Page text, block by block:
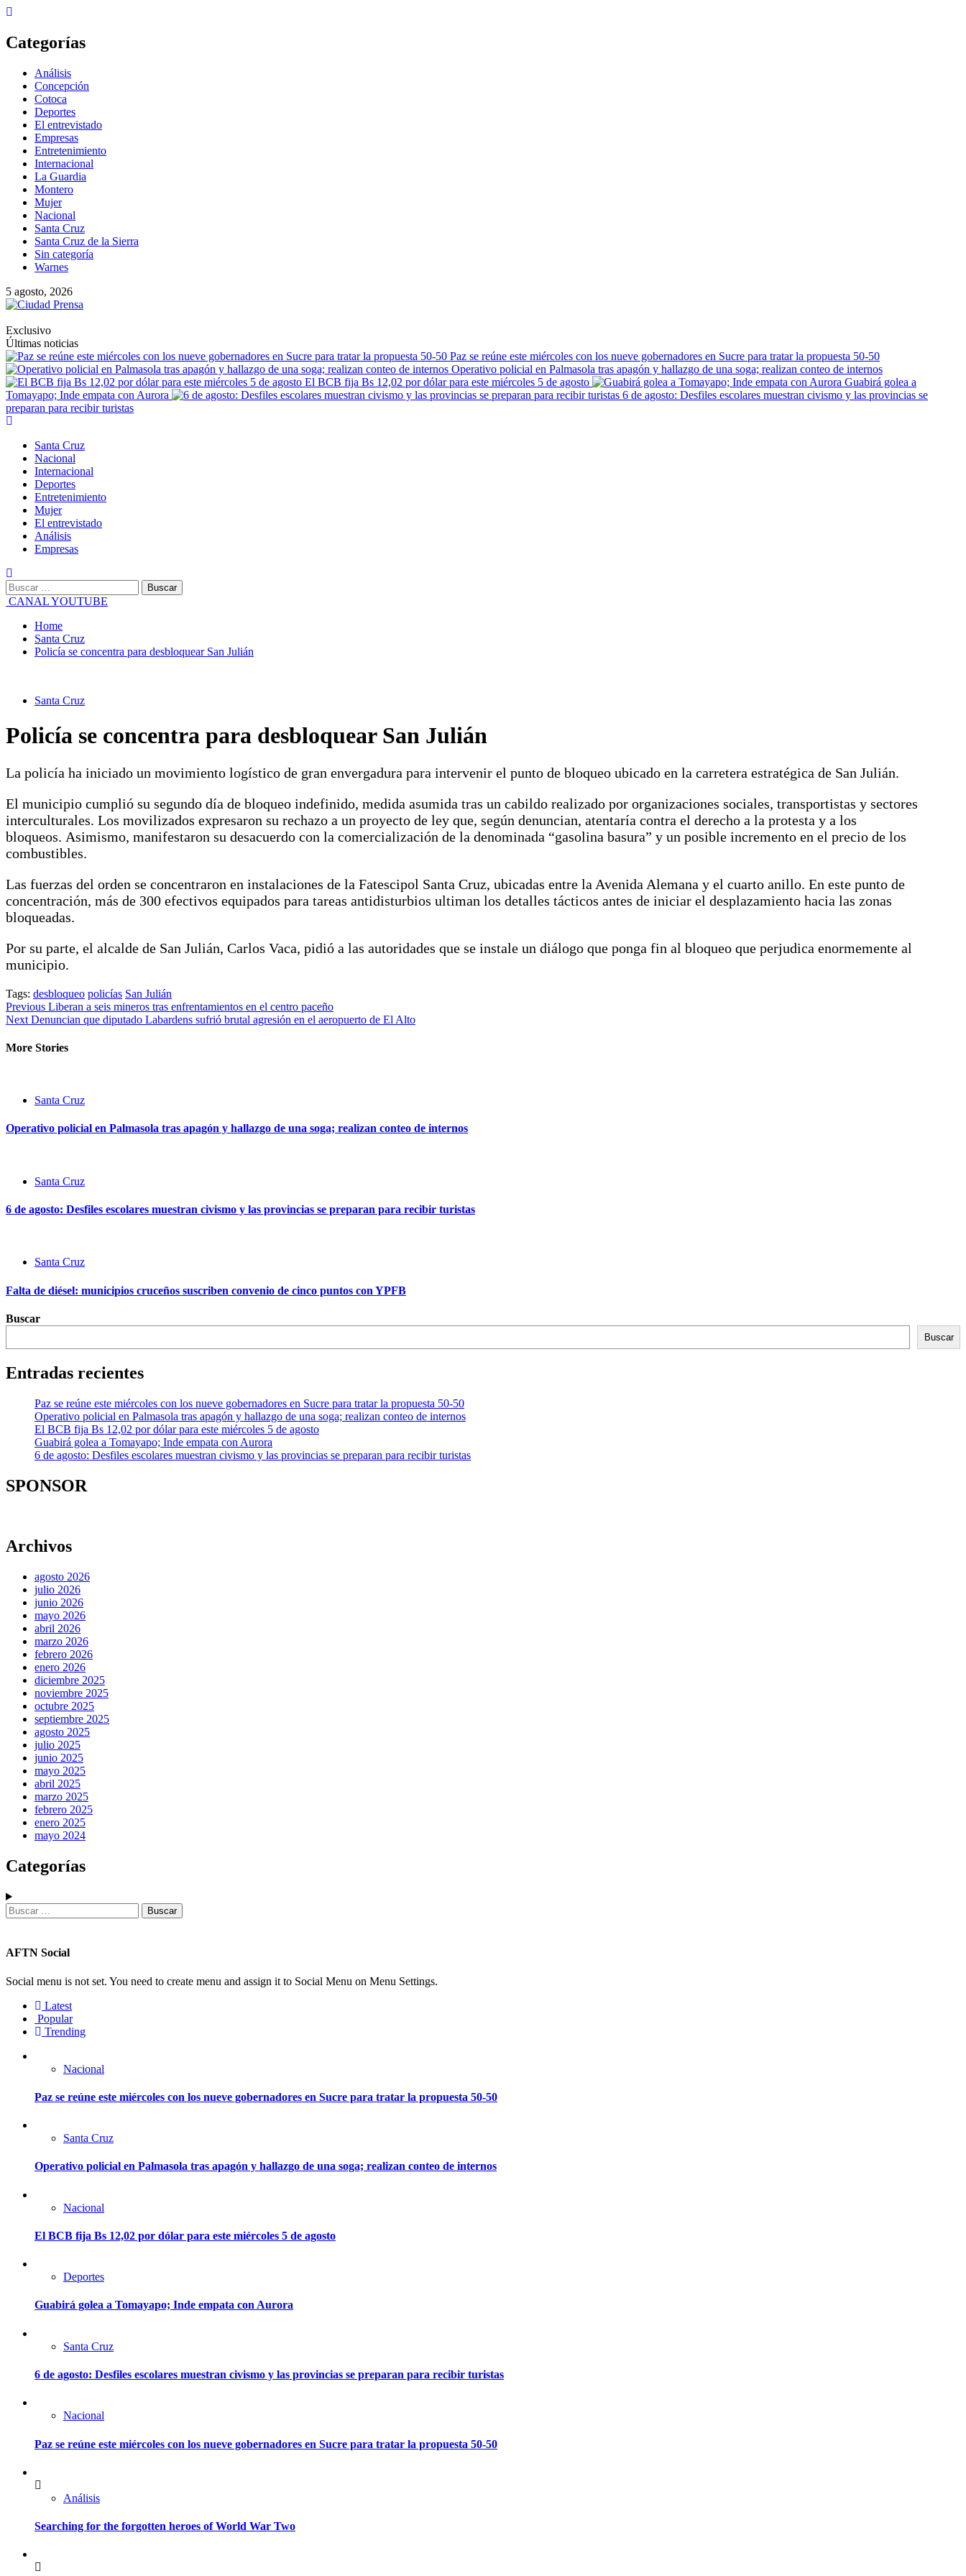
Skip
content
Categorías
Análisis
Concepción
Cotoca
Deportes
El entrevistado
Empresas
Entretenimiento
Internacional
La Guardia
Montero
Mujer
Nacional
Santa Cruz
Santa Cruz de la Sierra
Sin categoría
Warnes
5 agosto, 2026
Exclusivo
Últimas noticias
Paz se reúne este miércoles con los nueve gobernadores en Sucre para tratar la propuesta 50-50
Operativo policial en Palmasola tras apagón y hallazgo de una soga; realizan conteo de internos
El BCB fija Bs 12,02 por dólar para este miércoles 5 de agosto
Guabirá golea a
Tomayapo; Inde empata con Aurora
6 de agosto: Desfiles escolares muestran civismo y las provincias se
preparan para recibir turistas
Santa Cruz
Nacional
Internacional
Deportes
Entretenimiento
Mujer
El entrevistado
Análisis
Empresas
Buscar:
CANAL YOUTUBE
Home
Santa Cruz
Policía se concentra para desbloquear San Julián
Santa Cruz
Policía se concentra para desbloquear San Julián
La policía ha iniciado un movimiento logístico de gran envergadura para intervenir el punto de bloqueo ubicado en la carretera estratégica de San Julián.
El municipio cumplió su segundo día de bloqueo indefinido, medida asumida tras un cabildo realizado por organizaciones sociales, transportistas y sectores
interculturales. Los movilizados expresaron su rechazo a un proyecto de ley que, según denuncian, atentaría contra el derecho a la protesta y a los
bloqueos. Asimismo, manifestaron su desacuerdo con la comercialización de la denominada “gasolina basura” y un posible incremento en el precio de los
combustibles.
Las fuerzas del orden se concentraron en instalaciones de la Fatescipol Santa Cruz, ubicadas entre la Avenida Alemana y el cuarto anillo. En este punto de
concentración, más de 300 efectivos equipados para tareas antidisturbios ultiman los detalles tácticos antes de iniciar el desplazamiento hacia las zonas
bloqueadas.
Por su parte, el alcalde de San Julián, Carlos Vaca, pidió a las autoridades que se instale un diálogo que ponga fin al bloqueo que perjudica enormemente al
municipio.
Tags: desbloqueo policías San Julián
Continue
Reading
Previous Liberan a seis mineros tras enfrentamientos en el centro paceño
Next Denuncian que diputado Labardens sufrió brutal agresión en el aeropuerto de El Alto
More Stories
Santa Cruz
Operativo policial en Palmasola tras apagón y hallazgo de una soga; realizan conteo de internos
Santa Cruz
6 de agosto: Desfiles escolares muestran civismo y las provincias se preparan para recibir turistas
Santa Cruz
Falta de diésel: municipios cruceños suscriben convenio de cinco puntos con YPFB
Buscar
Buscar
Entradas recientes
Paz se reúne este miércoles con los nueve gobernadores en Sucre para tratar la propuesta 50-50
Operativo policial en Palmasola tras apagón y hallazgo de una soga; realizan conteo de internos
El BCB fija Bs 12,02 por dólar para este miércoles 5 de agosto
Guabirá golea a Tomayapo; Inde empata con Aurora
6 de agosto: Desfiles escolares muestran civismo y las provincias se preparan para recibir turistas
SPONSOR
Archivos
agosto 2026
julio 2026
junio 2026
mayo 2026
abril 2026
marzo 2026
febrero 2026
enero 2026
diciembre 2025
noviembre 2025
octubre 2025
septiembre 2025
agosto 2025
julio 2025
junio 2025
mayo 2025
abril 2025
marzo 2025
febrero 2025
enero 2025
mayo 2024
Categorías
Buscar:
AFTN Social
Social menu is not set. You need to create menu and assign it to Social Menu on Menu Settings.
Latest
Popular
Trending
Nacional
Paz se reúne este miércoles con los nueve gobernadores en Sucre para tratar la propuesta 50-50
Santa Cruz
Operativo policial en Palmasola tras apagón y hallazgo de una soga; realizan conteo de internos
Nacional
El BCB fija Bs 12,02 por dólar para este miércoles 5 de agosto
Deportes
Guabirá golea a Tomayapo; Inde empata con Aurora
Santa Cruz
6 de agosto: Desfiles escolares muestran civismo y las provincias se preparan para recibir turistas
Nacional
Paz se reúne este miércoles con los nueve gobernadores en Sucre para tratar la propuesta 50-50
Análisis
Searching for the forgotten heroes of World War Two